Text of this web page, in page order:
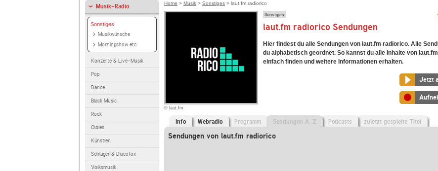
Musik-Radio
Sonstiges
Musikwünsche
Morningshow etc.
Konzerte & Live-Musik
Pop
Dance
Black Music
Rock
Oldies
Künstler
Schlager & Discofox
Volksmusik
Home > Musik > Sonstiges > laut.fm radiorico
© laut.fm
Sonstiges
laut.fm radiorico Sendungen
Hier findest du alle Sendungen von laut.fm radiorico. Alle
du alphabetisch geordnet. So kannst du alle Inhalte von
einfach finden und weitere Informationen erhalten.
Jetzt
Info Webradio Programm Sendungen A-Z Podcasts zuletzt gespielte Titel
Sendungen von laut.fm radiorico